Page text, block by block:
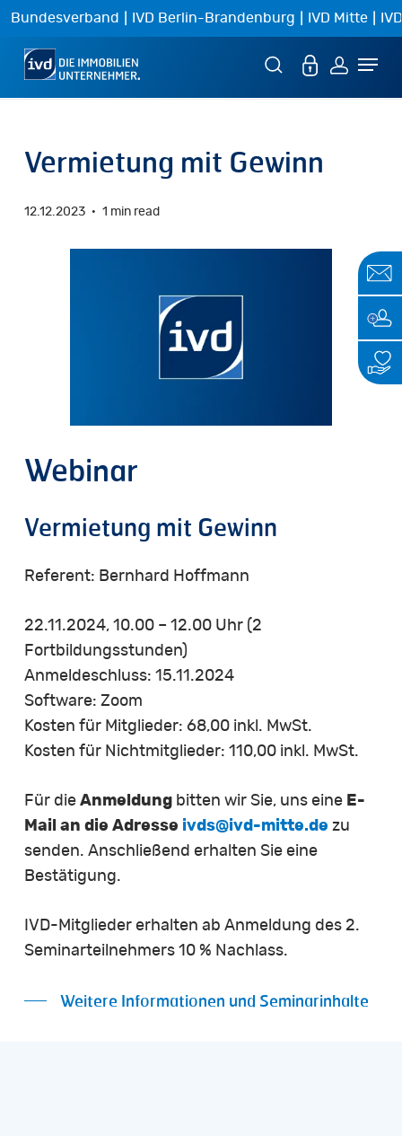
Skip
main
Bundesverband | IVD Berlin-Brandenburg | IVD Mitte |
Vermietung mit Gewinn
12.12.2023 1 min read
Webinar
Vermietung mit Gewinn
Referent: Bernhard Hoffmann
22.11.2024, 10.00 – 12.00 Uhr (2
Fortbildungsstunden)
Anmeldeschluss: 15.11.2024
Software: Zoom
Kosten für Mitglieder: 68,00 inkl. MwSt.
Kosten für Nichtmitglieder: 110,00 inkl. MwSt.
Für dieAnmeldung bitten wir Sie, uns eineE-
Mail an die Adresse ivds@ivd-mitte.de zu
senden. Anschließend erhalten Sie eine
Bestätigung.
IVD-Mitglieder erhalten ab Anmeldung des 2.
Seminarteilnehmers 10 % Nachlass.
Weitere Informationen und Seminarinhalte